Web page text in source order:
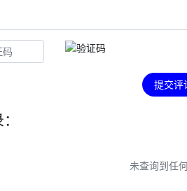
提交评
未查询到任